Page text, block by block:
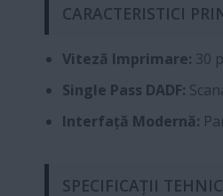
CARACTERISTICI
Viteză Imprimare: 30
Single Pass DADF:
Interfață Modernă:
SPECIFICAȚII